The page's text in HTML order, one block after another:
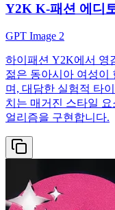
Y2K K-패션 에디
GPT Image 2
하이패션 Y2K에서 영
젊은 동아시아 여성이
며, 대담한 실험적 타
치는 매거진 스타일
얼리즘을 구현합니다.